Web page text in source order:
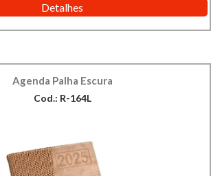
Detalhes
Agenda Palha Escura
Cod.: R-164L